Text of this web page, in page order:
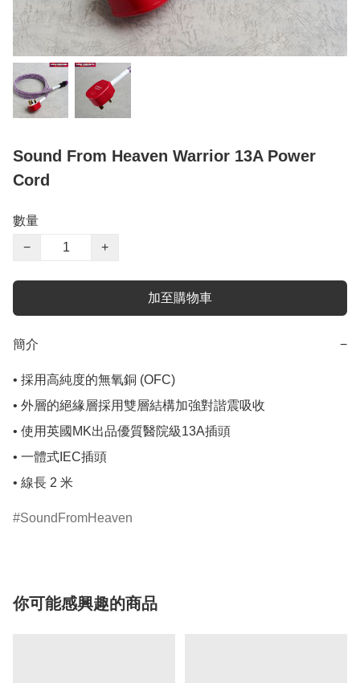
Sound From Heaven Warrior 13A Power
Cord
數量
−
+
加至購物車
簡介 −
• 採用高純度的無氧銅 (OFC)
• 外層的絕緣層採用雙層結構加強對諧震吸收
• 使用英國MK出品優質醫院級13A插頭
• 一體式IEC插頭
• 線長 2 米
SoundFromHeaven
你可能感興趣的商品